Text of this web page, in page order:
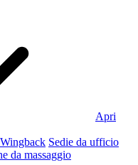
Apri
Sedie da ufficio
da massaggio